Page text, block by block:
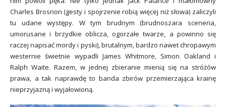
Charles Brosnon (gesty i spojrzenie robią więcej niż słowa) zaliczyli
tu udane występy. W tym brudnym (brudnoszara sceneria,
umorusane i brzydkie oblicza, ogorzałe twarze, a powinno się
raczej napisać mordy i pyski), brutalnym, bardzo nawet chropawym
westernie świetnie wypadli James Whitmore, Simon Oakland i
Ralph Waite. Razem, w jednej zbieranie mienią się na stróżów
prawa, a tak naprawdę to banda zbirów przemierzająca krainę
nieprzyjazną i wyjałowioną.